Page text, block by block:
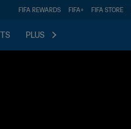
FIFA REWARDS FIFA+ FIFA STORE
PLUS